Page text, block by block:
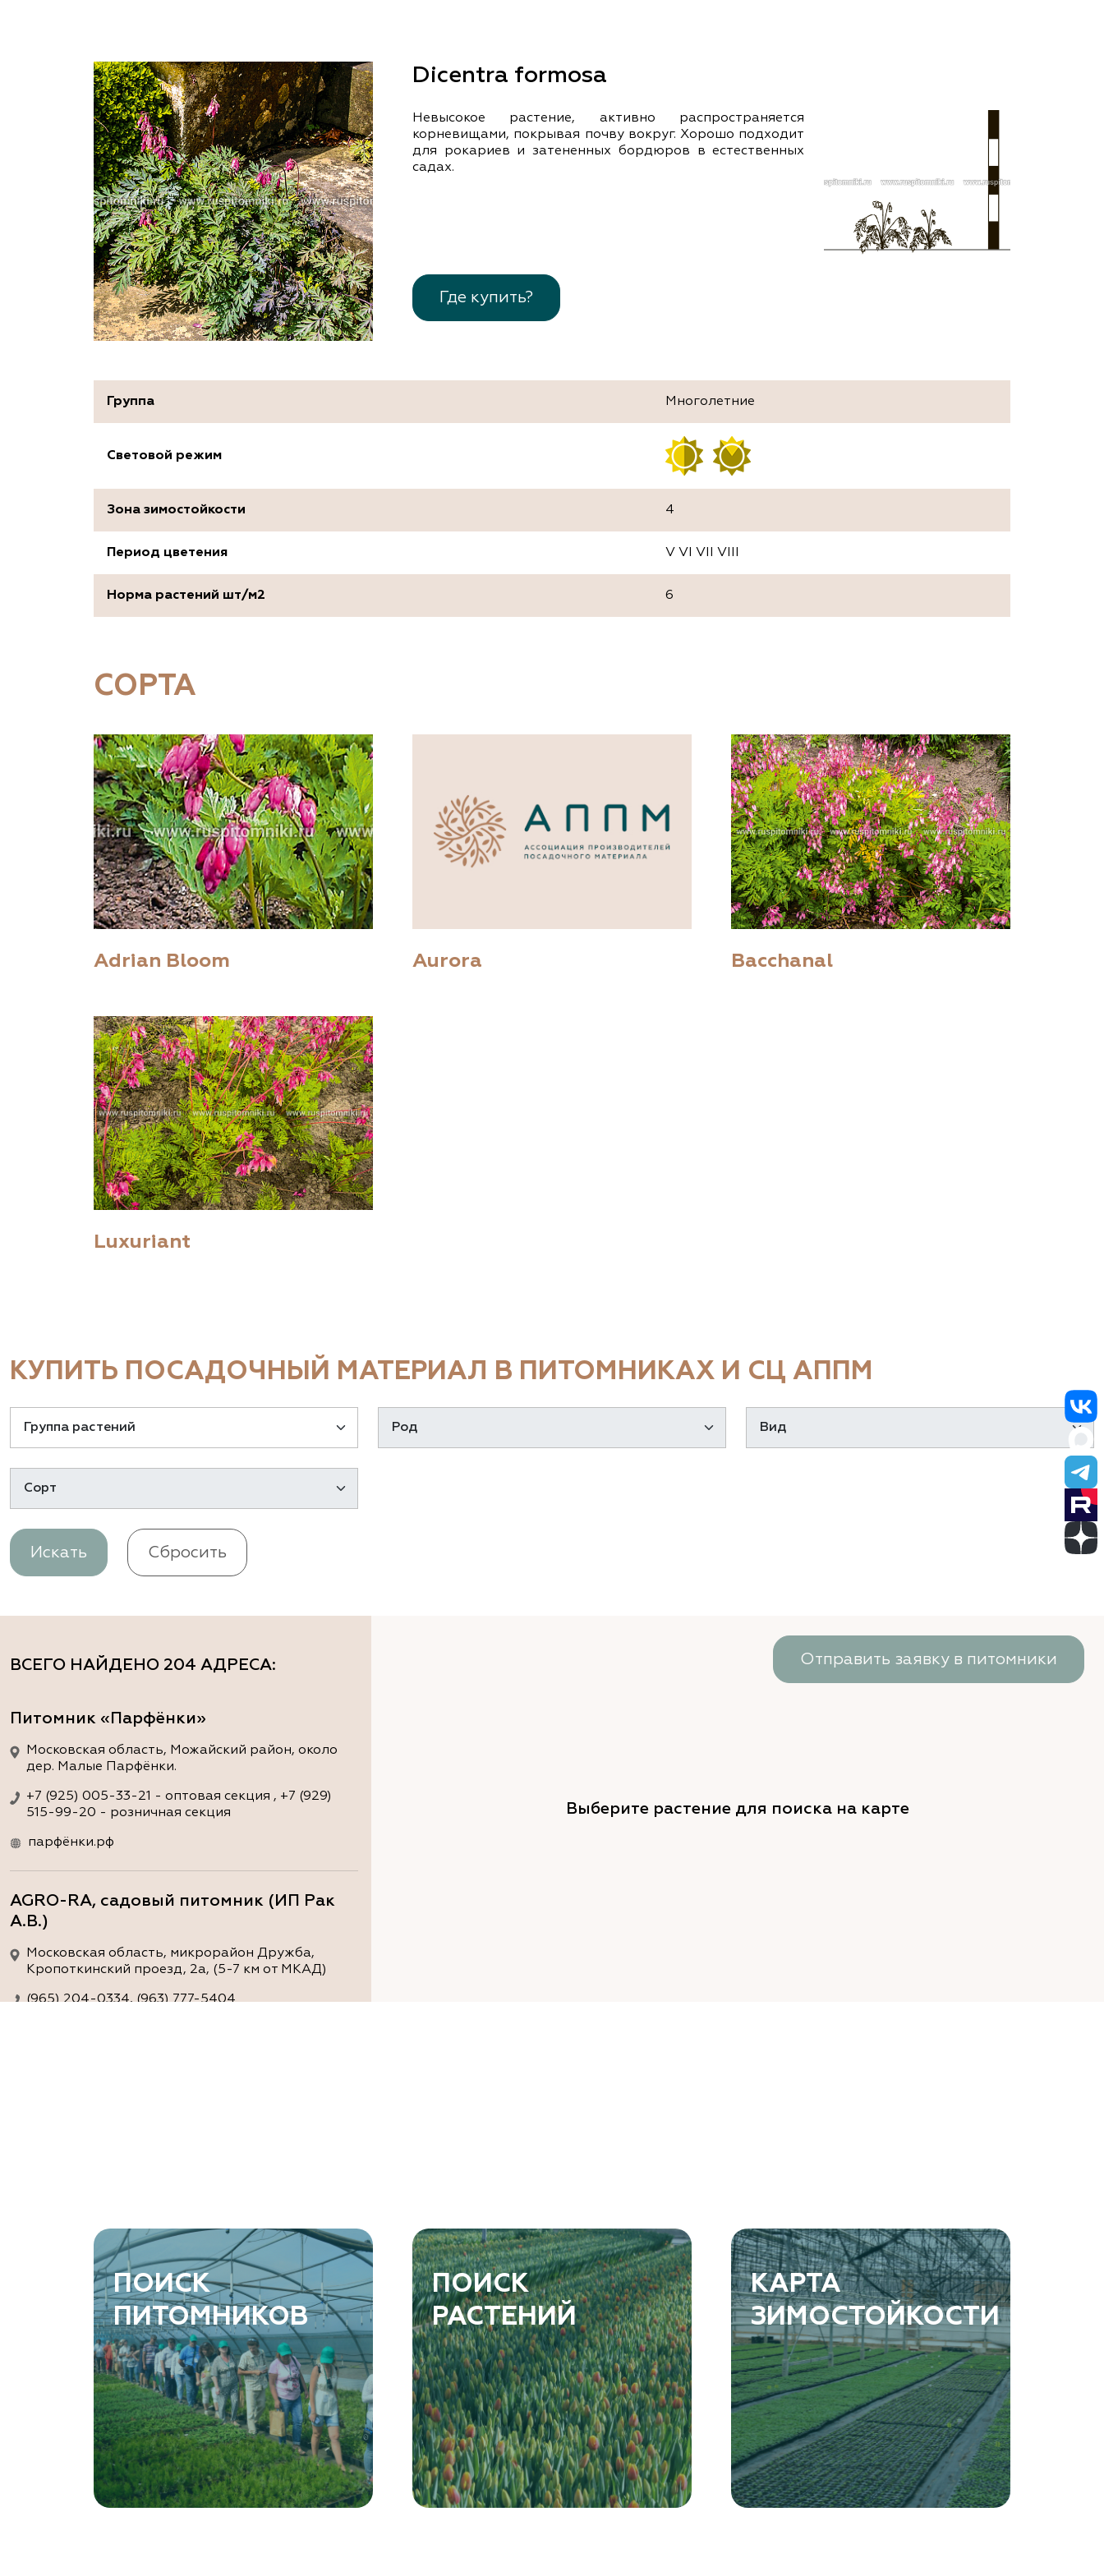
Региональные
представительстваDicentra formosa
Невысокое растение, активно распространяется
корневищами, покрывая почву вокруг. Хорошо подходит
для рокариев и затененных бордюров в естественных
садах.
Где купить?
Группа Многолетние
Световой режим
Зона зимостойкости 4
Период цветения V VI VII VIII
Норма растений шт/м2 6
СОРТА
Adrian Bloom Aurora Bacchanal
Luxuriant
КУПИТЬ ПОСАДОЧНЫЙ МАТЕРИАЛ В ПИТОМНИКАХ И СЦ АППМ
Искать Сбросить
ВСЕГО НАЙДЕНО 204 АДРЕСА:
Питомник «Парфёнки»
Московская область, Можайский район, около
дер. Малые Парфёнки.
+7 (925) 005-33-21 - оптовая секция , +7 (929)
515-99-20 - розничная секция
парфёнки.рф
AGRO-RA, садовый питомник (ИП Рак
А.В.)
Московская область, микрорайон Дружба,
Кропоткинский проезд, 2а, (5-7 км от МКАД)
(965) 204-0334, (963) 777-5404
ArtGreen (питомник декоративных
растений, АртГрин)
Ростовская область, Ростов-на-Дону,
Левобережная ул, дом № 37
8 966 206 7222
www.art-green.ru
Garden Group, ООО «Девелопмент Груп»
Томская область, Томский р-н, посёлок
Ветеран-4, СНТ Снабженец
Отправить заявку в питомники
Выберите растение для поиска на карте
ПОИСК
ПИТОМНИКОВ
ПОИСК
РАСТЕНИЙ
КАРТА
ЗИМОСТОЙКОСТИ